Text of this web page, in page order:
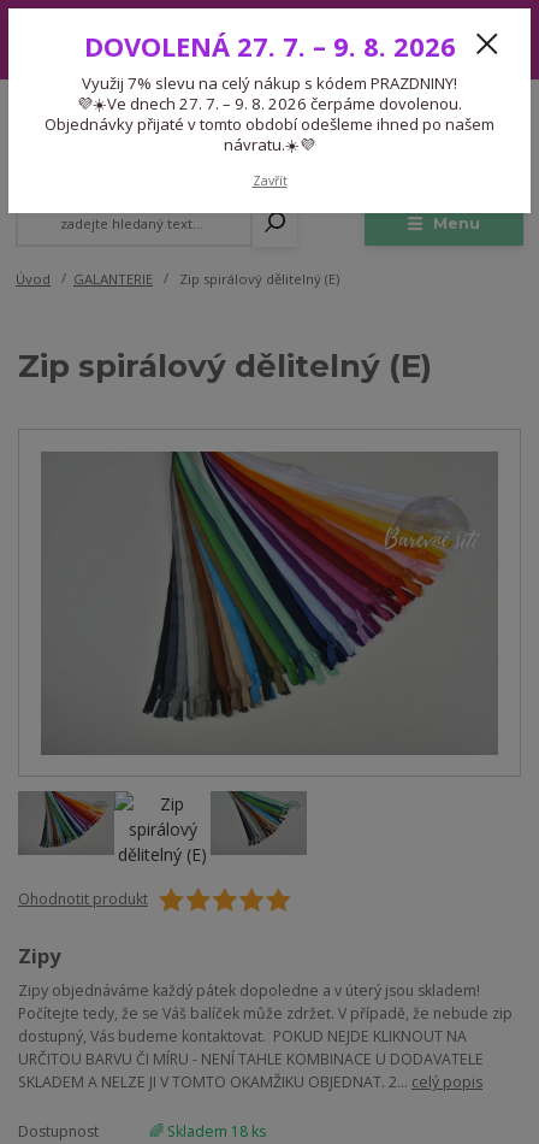
7. – 9. 8. 2026 čerpáme dovolenou. Objednávky přijaté v tomto období
odešleme ihned po našem návratu.☀️💜
Menu
CZK
Expedice 775 866 913
Po-Čt 9-15:30 Pá 9-14:30 Pauza 13-13:45
Úvod GALANTERIE Zip spirálový dělitelný (E)
Zip spirálový dělitelný (E)
Ohodnotit produkt
Zipy
Zipy objednáváme každý pátek dopoledne a v úterý jsou skladem!
Počítejte tedy, že se Váš balíček může zdržet. V případě, že nebude zip
dostupný, Vás budeme kontaktovat. POKUD NEJDE KLIKNOUT NA
URČITOU BARVU ČI MÍRU - NENÍ TAHLE KOMBINACE U DODAVATELE
SKLADEM A NELZE JI V TOMTO OKAMŽIKU OBJEDNAT. 2... celý popis
Dostupnost
🌈 Skladem 18 ks
DOVOLENÁ 27. 7. – 9. 8. 2026
Využij 7% slevu na celý nákup s kódem PRAZDNINY!
💜☀️Ve dnech 27. 7. – 9. 8. 2026 čerpáme dovolenou.
Objednávky přijaté v tomto období odešleme ihned po našem
návratu.☀️💜
Zavřít